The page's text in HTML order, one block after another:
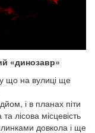
«динозавр»
що на вулиці ще
і в планах піти
лісова місцевість
довкола і ще